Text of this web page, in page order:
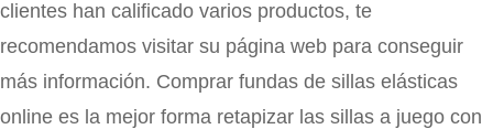
clientes han calificado varios productos, te
recomendamos visitar su página web para conseguir
más información. Comprar fundas de sillas elásticas
online es la mejor forma retapizar las sillas a juego con